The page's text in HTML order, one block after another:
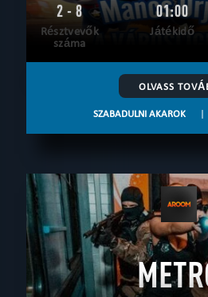
2 - 8
Résztvevők
száma
01:00
Játékidő
OLVASS
SZABADULNI AKAROK |